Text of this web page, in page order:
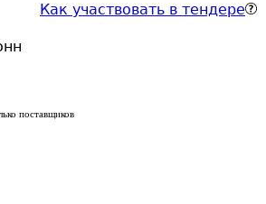
Как участвовать в тендере
поставщиков